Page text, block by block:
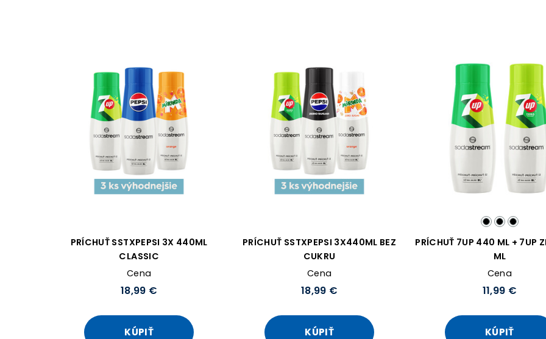
PRÍCHUŤ SSTXPEPSI 3X 440ML
CLASSIC
Cena
18,99 €
KÚPIŤ
PRÍCHUŤ SSTXPEPSI 3X440ML BEZ
CUKRU
Cena
18,99 €
KÚPIŤ
PRÍCHUŤ 7UP 440 ML + 7UP
ML
Cena
11,99 €
KÚPIŤ